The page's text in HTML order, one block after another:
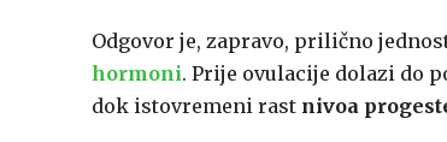
Odgovor je, zapravo, prilično
hormoni. Prije ovulacije dolazi do
dok istovremeni rast nivoa